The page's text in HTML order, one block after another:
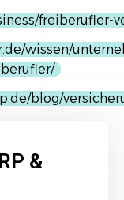
freiberufler-
wissen/
blog/
&